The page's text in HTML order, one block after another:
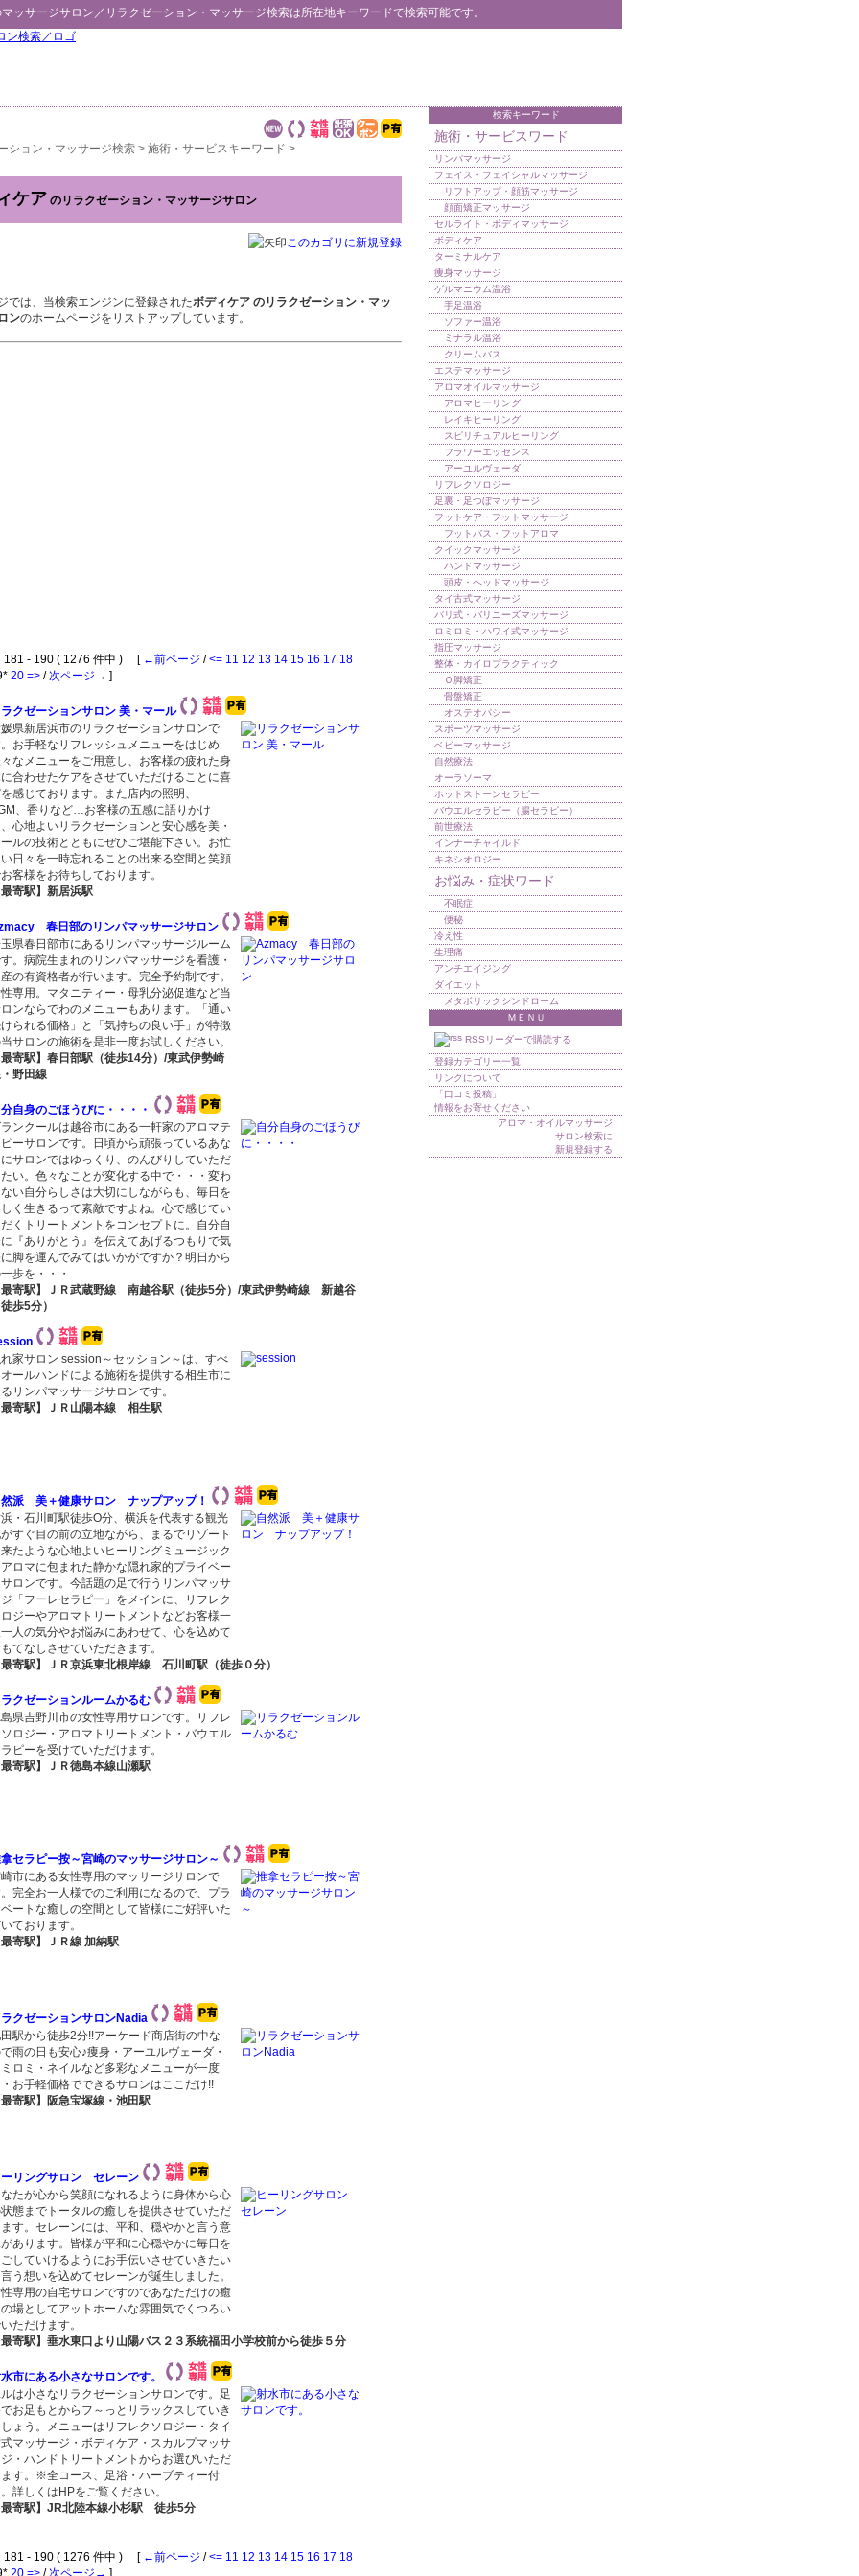
ッサージサロン／ リラクゼーション・マッサージ検索は所在地キーワードで検索可能です。
ション・マッサージ検索 > 施術・サービスキーワード >
ケア のリラクゼーション・マッサージサロン
このカゴリに新規登録
では、当検索エンジンに登録されたボディケア のリラクゼーション・マッ
ンのホームページをリストアップしています。
- 190 ( 1276 件中 ) [ ←前ページ /<= 11 12 13 14 15 16 17 18
20 => / 次ページ→ ]
クゼーションサロン 美・マール
県新居浜市のリラクゼーションサロンで
お手軽なリフレッシュメニューをはじめ
なメニューをご用意し、お客様の疲れた身
合わせたケアをさせていただけることに喜
感じております。また店内の照明、
、香りなど…お客様の五感に語りかけ
心地よいリラクゼーションと安心感を美・
ルの技術とともにぜひご堪能下さい。お忙
日々を一時忘れることの出来る空間と笑顔
客様をお待ちしております。
寄駅】新居浜駅
春日部のリンパマッサージサロン
県春日部市にあるリンパマッサージルーム
。病院生まれのリンパマッサージを看護・
の有資格者が行います。完全予約制です。
専用。マタニティー・母乳分泌促進など当
ンならでわのメニューもあります。「通い
られる価格」と「気持ちの良い手」が特徴
サロンの施術を是非一度お試しください。
寄駅】春日部駅（徒歩14分）/東武伊勢崎
野田線
自身のごほうびに・・・・
ンクールは越谷市にある一軒家のアロマテ
ーサロンです。日頃から頑張っているあな
サロンではゆっくり、のんびりしていただ
い。色々なことが変化する中で・・・変わ
い自分らしさは大切にしながらも、毎日を
く生きるって素敵ですよね。心で感じてい
くトリートメントをコンセプトに。自分自
『ありがとう』を伝えてあげるつもりで気
脚を運んでみてはいかがですか？明日から
歩を・・・
寄駅】ＪＲ武蔵野線 南越谷駅（徒歩5分）/東武伊勢崎線 新越谷
歩5分）
家サロン session～セッション～は、すべ
ールハンドによる施術を提供する相生市に
リンパマッサージサロンです。
寄駅】ＪＲ山陽本線 相生駅
派 美＋健康サロン ナップアップ！
・石川町駅徒歩O分、横浜を代表する観光
すぐ目の前の立地ながら、まるでリゾート
たような心地よいヒーリングミュージック
ロマに包まれた静かな隠れ家的プライベー
ロンです。今話題の足で行うリンパマッサ
「フーレセラピー」をメインに、リフレク
ジーやアロマトリートメントなどお客様一
人の気分やお悩みにあわせて、心を込めて
てなしさせていただきます。
寄駅】ＪＲ京浜東北根岸線 石川町駅（徒歩０分）
クゼーションルームかるむ
県吉野川市の女性専用サロンです。リフレ
ロジー・アロマトリートメント・バウエル
ピーを受けていただけます。
寄駅】ＪＲ徳島本線山瀬駅
セラピー按～宮崎のマッサージサロン～
市にある女性専用のマッサージサロンで
完全お一人様でのご利用になるので、プラ
ートな癒しの空間として皆様にご好評いた
ております。
寄駅】ＪＲ線 加納駅
クゼーションサロンNadia
駅から徒歩2分!!アーケード商店街の中な
雨の日も安心♪痩身・アーユルヴェーダ・
ロミ・ネイルなど多彩なメニューが一度
お手軽価格でできるサロンはここだけ!!
寄駅】阪急宝塚線・池田駅
リングサロン セレーン
たが心から笑顔になれるように身体から心
態までトータルの癒しを提供させていただ
す。セレーンには、平和、穏やかと言う意
あります。皆様が平和に心穏やかに毎日を
していけるようにお手伝いさせていきたい
う想いを込めてセレーンが誕生しました。
専用の自宅サロンですのであなただけの癒
場としてアットホームな雰囲気でくつろい
ただけます。
寄駅】垂水東口より山陽バス２３系統福田小学校前から徒歩５分
市にある小さなサロンです。
は小さなリラクゼーションサロンです。足
お足もとからフ～っとリラックスしていき
ょう。メニューはリフレクソロジー・タイ
マッサージ・ボディケア・スカルプマッサ
・ハンドトリートメントからお選びいただ
す。※全コース、足浴・ハーブティー付
詳しくはHPをご覧ください。
寄駅】JR北陸本線小杉駅 徒歩5分
- 190 ( 1276 件中 ) [ ←前ページ /<= 11 12 13 14 15 16 17 18
20 => / 次ページ→ ]
検索キーワード
施術・サービスワード
リンパマッサージ
フェイス・フェイシャルマッサージ
リフトアップ・顔筋マッサージ
顔面矯正マッサージ
セルライト・ボディマッサージ
ボディケア
ターミナルケア
痩身マッサージ
ゲルマニウム温浴
手足温浴
ソファー温浴
ミナラル温浴
クリームバス
エステマッサージ
アロマオイルマッサージ
アロマヒーリング
レイキヒーリング
スピリチュアルヒーリング
フラワーエッセンス
アーユルヴェーダ
リフレクソロジー
足裏・足つぼマッサージ
フットケア・フットマッサージ
フットバス・フットアロマ
クイックマッサージ
ハンドマッサージ
頭皮・ヘッドマッサージ
タイ古式マッサージ
バリ式・バリニーズマッサージ
ロミロミ・ハワイ式マッサージ
指圧マッサージ
整体・カイロプラクティック
Ｏ脚矯正
骨盤矯正
オステオパシー
スポーツマッサージ
ベビーマッサージ
自然療法
オーラソーマ
ホットストーンセラピー
バウエルセラピー（腸セラピー）
前世療法
インナーチャイルド
キネシオロジー
お悩み・症状ワード
不眠症
便秘
冷え性
生理痛
アンチエイジング
ダイエット
メタボリックシンドローム
ＭＥＮＵ
RSSリーダーで購読する
登録カテゴリー一覧
リンクについて
「口コミ投稿」
情報をお寄せください
アロマ・オイルマッサージ
サロン検索に
新規登録する